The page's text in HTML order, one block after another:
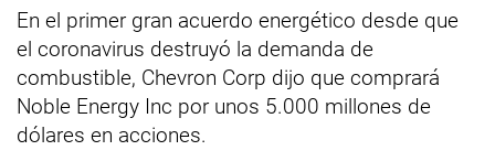
En el primer gran acuerdo energético desde que
el coronavirus destruyó la demanda de
combustible, Chevron Corp dijo que comprará
Noble Energy Inc por unos 5.000 millones de
dólares en acciones.